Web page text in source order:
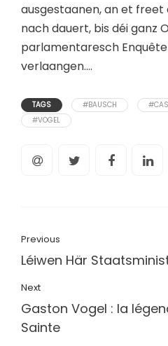
ausgestaanen, an et freet
nach dauert, bis déi ganz
parlamentaresch
verlaangen….
TAGS #BAUSCH
#VOGEL
Previous
Léiwen Här
Next
Gaston Vogel : la
Sainte